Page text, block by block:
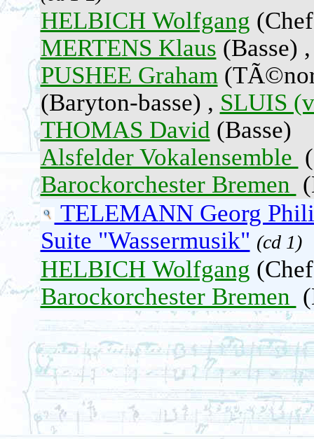
HELBICH Wolfgang
MERTENS Klaus (Basse)
PUSHEE Graham
(Baryton-basse) , SLUIS
THOMAS David (Basse)
Alsfelder Vokalensemble
Barockorchester Bremen
TELEMANN Georg
Suite "Wassermusik" (cd 1)
HELBICH Wolfgang
Barockorchester Bremen